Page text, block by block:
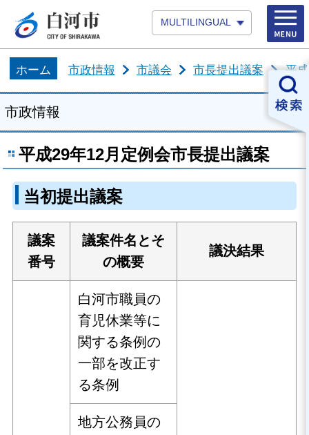
MULTILINGUAL
ホーム 市政情報 市議会 市長提出議案 平
市政情報
平成29年12月定例会市長提出議案
当初提出議案
議案
番号
議案件名とそ
の概要
議決結果
白河市職員の
育児休業等に
関する条例の
一部を改正す
る条例
地方公務員の